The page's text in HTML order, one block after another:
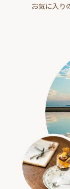
お気に入り